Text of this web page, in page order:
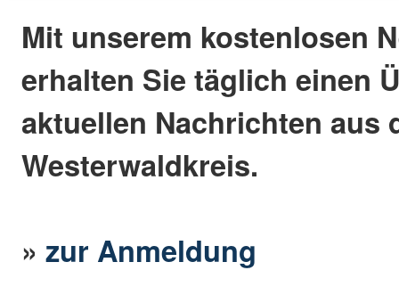
Mit unserem kostenlosen
erhalten Sie täglich einen
aktuellen Nachrichten aus
Westerwaldkreis.
»zur Anmeldung